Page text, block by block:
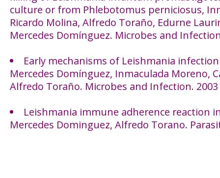
culture or from Phlebotomus perniciosus,
Ricardo Molina, Alfredo Toraño, Edurne
Mercedes Domínguez. Microbes and
Early mechanisms of Leishmania
Mercedes Domínguez, Inmaculada Moreno,
Alfredo Toraño. Microbes and Infection. 2003
Leishmania immune adherence reaction
Mercedes Dominguez, Alfredo Torano.